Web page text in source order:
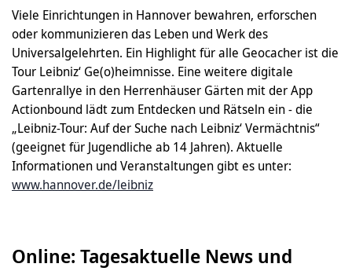
Viele Einrichtungen in Hannover bewahren, erforschen
oder kommunizieren das Leben und Werk des
Universalgelehrten. Ein Highlight für alle Geocacher ist die
Tour Leibniz‘ Ge(o)heimnisse. Eine weitere digitale
Gartenrallye in den Herrenhäuser Gärten mit der App
Actionbound lädt zum Entdecken und Rätseln ein - die
„Leibniz-Tour: Auf der Suche nach Leibniz‘ Vermächtnis“
(geeignet für Jugendliche ab 14 Jahren). Aktuelle
Informationen und Veranstaltungen gibt es unter:
www.hannover.de/leibniz
Online: Tagesaktuelle News und